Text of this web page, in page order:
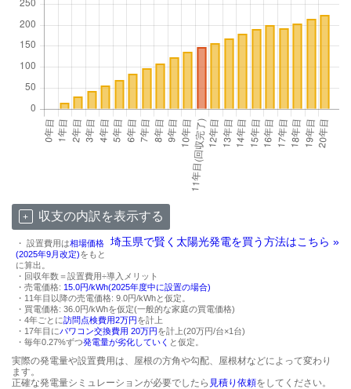
収支の内訳を表示する
埼玉県で賢く太陽光発電を買う方法はこちら »
・ 設置費用は相場価格
(2025年9月改定)をもと
に算出。
・回収年数＝設置費用÷導入メリット
・売電価格: 15.0円/kWh(2025年度中に設置の場合)
・11年目以降の売電価格: 9.0円/kWhと仮定。
・買電価格: 36.0円/kWhを仮定(一般的な家庭の買電価格)
・4年ごとに訪問点検費用2万円を計上
・17年目にパワコン交換費用 20万円を計上(20万円/台×1台)
・毎年0.27%ずつ発電量が劣化していく と仮定。
実際の発電量や設置費用は、屋根の方角や勾配、屋根材などによって変わり
ます。
正確な発電量シミュレーションが必要でしたら 見積り依頼をしてください。